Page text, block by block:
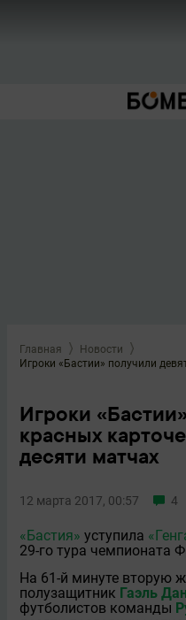
Главная
Новости
Игроки
красных
десяти матчах
12 марта 2017, 00:57 4
«Бастия» уступила
29-го тура чемпионата
На 61-й минуте вторую
полузащитник Гаэль
футболистов команды